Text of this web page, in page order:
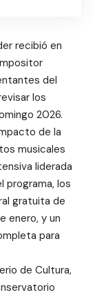
recibió en
del
los
2026.
de la
musicales
liderada
programa, los
gratuita de
enero, y un
para
de Cultura,